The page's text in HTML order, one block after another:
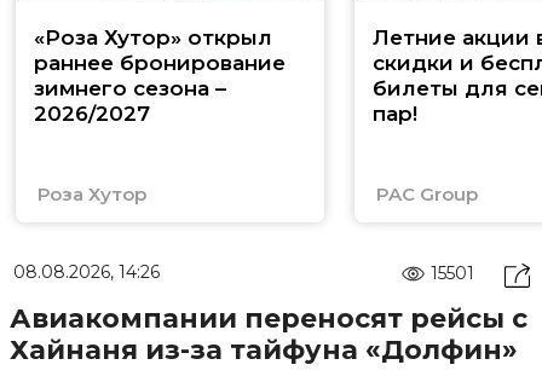
«Роза Хутор» открыл
раннее бронирование
зимнего сезона –
2026/2027
Роза Хутор
Летние акции
скидки и
билеты для
пар!
PAC Group
08.08.2026, 14:26 15501
Авиакомпании переносят рейсы с
Хайнаня из-за тайфуна «Долфин»